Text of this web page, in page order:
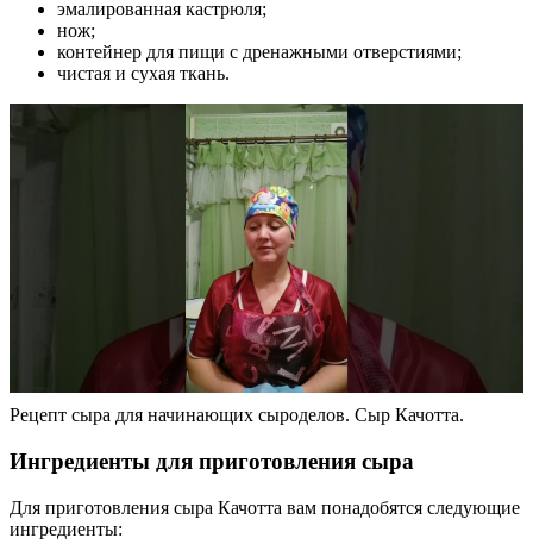
эмалированная кастрюля;
нож;
контейнер для пищи с дренажными отверстиями;
чистая и сухая ткань.
Рецепт сыра для начинающих сыроделов. Сыр Качотта.
Ингредиенты для приготовления сыра
Для приготовления сыра Качотта вам понадобятся следующие
ингредиенты: